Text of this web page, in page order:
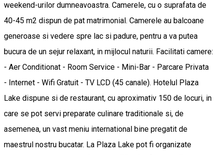
weekend-urilor dumneavoastra. Camerele, cu o suprafata de
40-45 m2 dispun de pat matrimonial. Camerele au balcoane
generoase si vedere spre lac si padure, pentru a va putea
bucura de un sejur relaxant, in mijlocul naturii. Facilitati camere:
- Aer Conditionat - Room Service - Mini-Bar - Parcare Privata
- Internet - Wifi Gratuit - TV LCD (45 canale). Hotelul Plaza
Lake dispune si de restaurant, cu aproximativ 150 de locuri, in
care se pot servi preparate culinare traditionale si, de
asemenea, un vast meniu international bine pregatit de
maestrul nostru bucatar. La Plaza Lake pot fi organizate